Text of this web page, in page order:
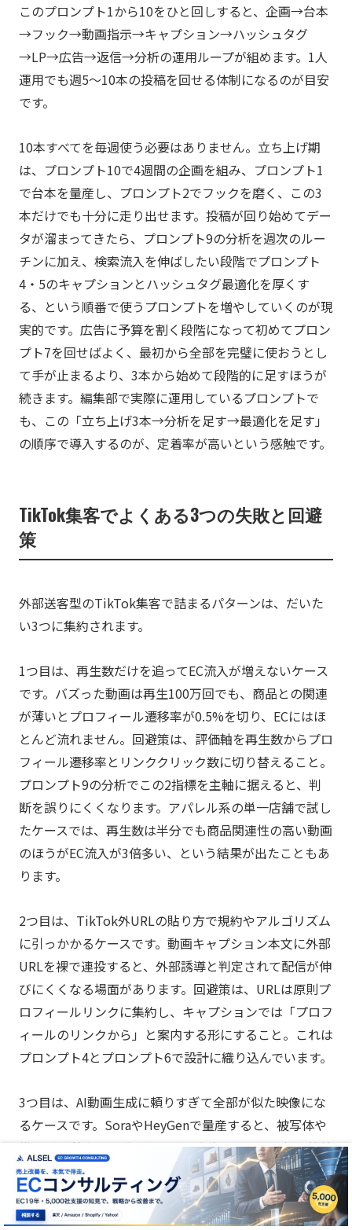
このプロンプト1から10をひと回しすると、企画→台本
→フック→動画指示→キャプション→ハッシュタグ
→LP→広告→返信→分析の運用ループが組めます。1人
運用でも週5〜10本の投稿を回せる体制になるのが目安
です。
10本すべてを毎週使う必要はありません。立ち上げ期
は、プロンプト10で4週間の企画を組み、プロンプト1
で台本を量産し、プロンプト2でフックを磨く、この3
本だけでも十分に走り出せます。投稿が回り始めてデー
タが溜まってきたら、プロンプト9の分析を週次のルー
チンに加え、検索流入を伸ばしたい段階でプロンプト
4・5のキャプションとハッシュタグ最適化を厚くす
る、という順番で使うプロンプトを増やしていくのが現
実的です。広告に予算を割く段階になって初めてプロン
プト7を回せばよく、最初から全部を完璧に使おうとし
て手が止まるより、3本から始めて段階的に足すほうが
続きます。編集部で実際に運用しているプロンプトで
も、この「立ち上げ3本→分析を足す→最適化を足す」
の順序で導入するのが、定着率が高いという感触です。
TikTok集客でよくある3つの失敗と回避
策
外部送客型のTikTok集客で詰まるパターンは、だいた
い3つに集約されます。
1つ目は、再生数だけを追ってEC流入が増えないケース
です。バズった動画は再生100万回でも、商品との関連
が薄いとプロフィール遷移率が0.5%を切り、ECにはほ
とんど流れません。回避策は、評価軸を再生数からプロ
フィール遷移率とリンククリック数に切り替えること。
プロンプト9の分析でこの2指標を主軸に据えると、判
断を誤りにくくなります。アパレル系の単一店舗で試し
たケースでは、再生数は半分でも商品関連性の高い動画
のほうがEC流入が3倍多い、という結果が出たこともあ
ります。
2つ目は、TikTok外URLの貼り方で規約やアルゴリズム
に引っかかるケースです。動画キャプション本文に外部
URLを裸で連投すると、外部誘導と判定されて配信が伸
びにくくなる場面があります。回避策は、URLは原則プ
ロフィールリンクに集約し、キャプションでは「プロフ
ィールのリンクから」と案内する形にすること。これは
プロンプト4とプロンプト6で設計に織り込んでいます。
3つ目は、AI動画生成に頼りすぎて全部が似た映像にな
るケースです。SoraやHeyGenで量産すると、被写体や
構図が均質化して「どれも同じ広告」に見え、視聴維持
率が落ちます。現場で繰り返し見るのは、AI生成のB-
rollと、スマホで撮った生活感のある実写を混ぜたほう
が伸びるという傾向です。AIは台本量産と一部の映像補